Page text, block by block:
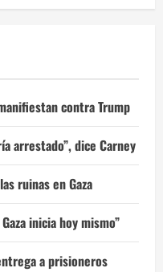
contra Trump
arrestado”, dice Carney
ruinas en Gaza
inicia hoy mismo”
a prisioneros